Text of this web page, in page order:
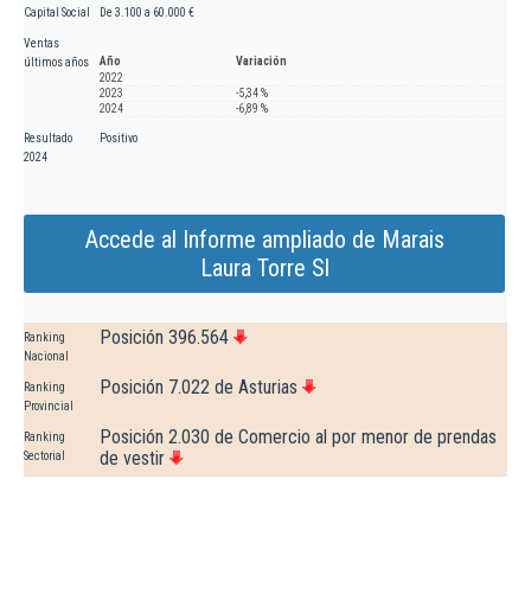
Capital Social De 3.100 a 60.000 €
Ventas
últimos años
Año
Variación
2022
2023
-5,34 %
2024
-6,89 %
Resultado
2024
Positivo
Accede al Informe ampliado de Marais
Laura Torre Sl
Ranking
Nacional
Posición 396.564
Ranking
Provincial
Posición 7.022 de Asturias
Ranking
Sectorial
Posición 2.030 de Comercio al por menor de prendas
de vestir